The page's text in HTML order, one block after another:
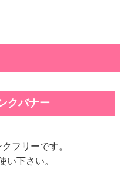
クバナー
フリーです。
い下さい。